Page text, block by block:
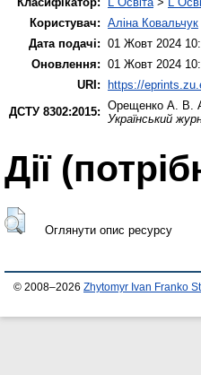
Користувач: Аліна Ковальчук
Дата подачі: 01 Жовт 2024
Оновлення: 01 Жовт 2024
URI:
https://
ДСТУ 8302:2015: Орещенко А. В.
Український
Дії
Оглянути опис ресурсу
© 2008–2026 Zhytomyr Ivan Franko